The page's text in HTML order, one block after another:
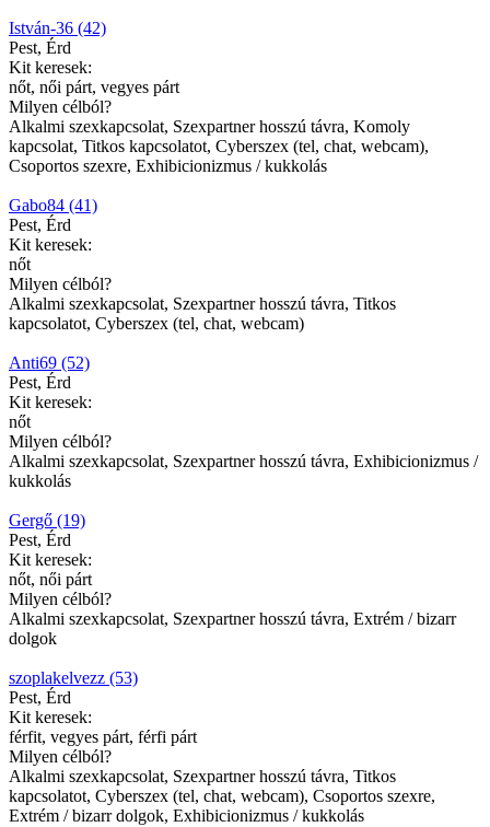
István-36 (42)
Pest, Érd
Kit keresek:
nőt, női párt, vegyes párt
Milyen célból?
Alkalmi szexkapcsolat, Szexpartner hosszú távra, Komoly
kapcsolat, Titkos kapcsolatot, Cyberszex (tel, chat, webcam),
Csoportos szexre, Exhibicionizmus / kukkolás
Gabo84 (41)
Pest, Érd
Kit keresek:
nőt
Milyen célból?
Alkalmi szexkapcsolat, Szexpartner hosszú távra, Titkos
kapcsolatot, Cyberszex (tel, chat, webcam)
Anti69 (52)
Pest, Érd
Kit keresek:
nőt
Milyen célból?
Alkalmi szexkapcsolat, Szexpartner hosszú távra, Exhibicionizmus /
kukkolás
Gergő (19)
Pest, Érd
Kit keresek:
nőt, női párt
Milyen célból?
Alkalmi szexkapcsolat, Szexpartner hosszú távra, Extrém / bizarr
dolgok
szoplakelvezz (53)
Pest, Érd
Kit keresek:
férfit, vegyes párt, férfi párt
Milyen célból?
Alkalmi szexkapcsolat, Szexpartner hosszú távra, Titkos
kapcsolatot, Cyberszex (tel, chat, webcam), Csoportos szexre,
Extrém / bizarr dolgok, Exhibicionizmus / kukkolás